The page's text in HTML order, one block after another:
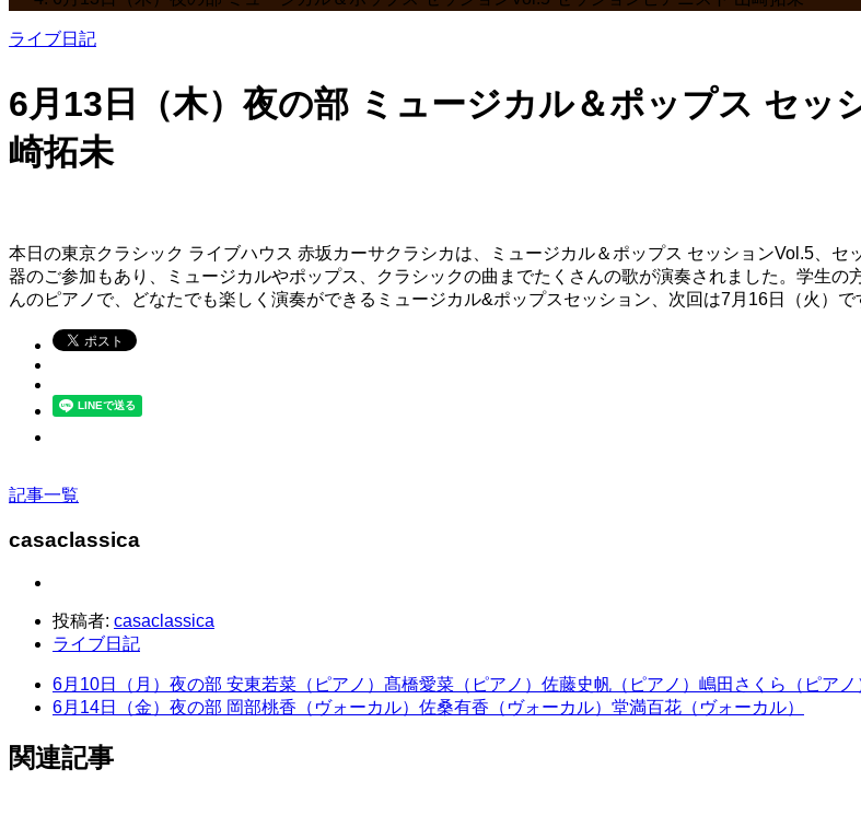
ライブ日記
6月13日（木）夜の部 ミュージカル＆ポップス セッ
崎拓未
本日の東京クラシック ライブハウス 赤坂カーサクラシカは、ミュージカル＆ポップス セッションVol.5、
器のご参加もあり、ミュージカルやポップス、クラシックの曲までたくさんの歌が演奏されました。学生
んのピアノで、どなたでも楽しく演奏ができるミュージカル&ポップスセッション、次回は7月16日（火）
記事一覧
casaclassica
投稿者: casaclassica
ライブ日記
6月10日（月）夜の部 安東若菜（ピアノ）髙橋愛菜（ピアノ）佐藤史帆（ピアノ）嶋田さくら（ピアノ
6月14日（金）夜の部 岡部桃香（ヴォーカル）佐桑有香（ヴォーカル）堂満百花（ヴォーカル）
関連記事